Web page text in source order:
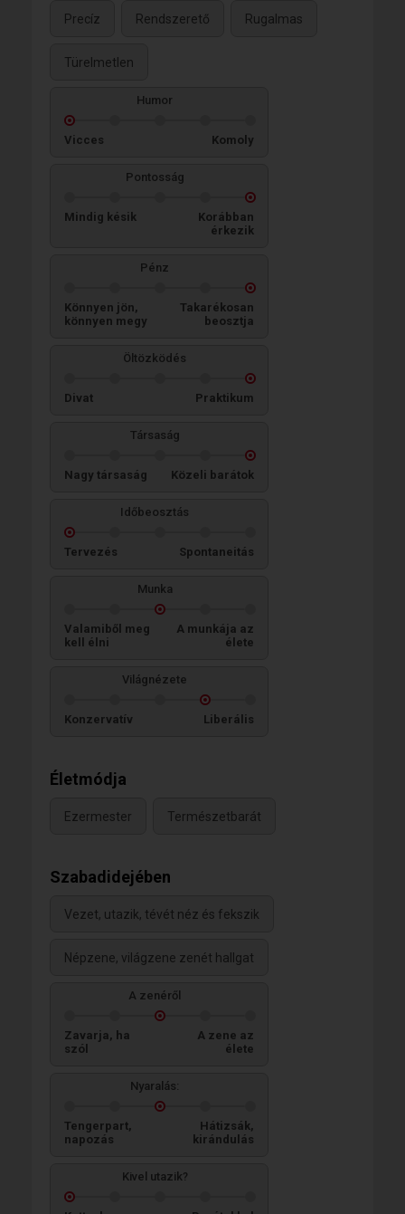
Precíz Rendszerető Rugalmas
Türelmetlen
Humor
Vicces Komoly
Pontosság
Mindig késik
Korábban
érkezik
Pénz
Könnyen jön,
könnyen megy
Takarékosan
beosztja
Öltözködés
Divat Praktikum
Társaság
Nagy társaság Közeli barátok
Időbeosztás
Tervezés Spontaneitás
Munka
Valamiből meg
kell élni
A munkája az
élete
Világnézete
Konzervatív Liberális
Életmódja
Ezermester Természetbarát
Szabadidejében
Vezet, utazik, tévét néz és fekszik
Népzene, világzene zenét hallgat
A zenéről
Zavarja, ha
szól
A zene az
élete
Nyaralás:
Tengerpart,
napozás
Hátizsák,
kirándulás
Kivel utazik?